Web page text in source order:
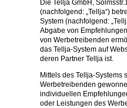
Die Tellja GmbH,
(nachfolgend: „Tellja“)
System (nachfolgend:
Abgabe von
von Werbetreibenden
das Tellja-System auf
deren Partner Tellja ist.
Mittels des Tellja-Systems
Werbetreibenden
individuellen
oder Leistungen des